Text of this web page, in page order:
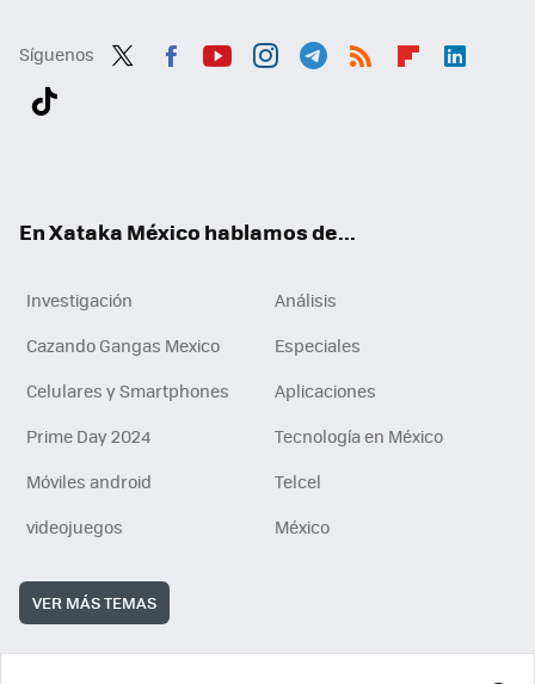
Síguenos
En Xataka México hablamos de...
Investigación
Análisis
Cazando Gangas Mexico
Especiales
Celulares y Smartphones
Aplicaciones
Prime Day 2024
Tecnología en México
Móviles android
Telcel
videojuegos
México
VER MÁS TEMAS